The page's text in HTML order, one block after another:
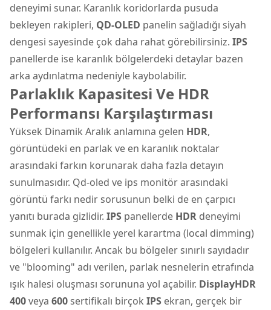
deneyimi sunar. Karanlık koridorlarda pusuda
bekleyen rakipleri, QD-OLED panelin sağladığı siyah
dengesi sayesinde çok daha rahat görebilirsiniz. IPS
panellerde ise karanlık bölgelerdeki detaylar bazen
arka aydınlatma nedeniyle kaybolabilir.
Parlaklık Kapasitesi Ve HDR
Performansı Karşılaştırması
Yüksek Dinamik Aralık anlamına gelen HDR,
görüntüdeki en parlak ve en karanlık noktalar
arasındaki farkın korunarak daha fazla detayın
sunulmasıdır. Qd-oled ve ips monitör arasındaki
görüntü farkı nedir sorusunun belki de en çarpıcı
yanıtı burada gizlidir. IPS panellerde HDR deneyimi
sunmak için genellikle yerel karartma (local dimming)
bölgeleri kullanılır. Ancak bu bölgeler sınırlı sayıdadır
ve "blooming" adı verilen, parlak nesnelerin etrafında
ışık halesi oluşması sorununa yol açabilir. DisplayHDR
400veya 600sertifikalı birçok IPS ekran, gerçek bir